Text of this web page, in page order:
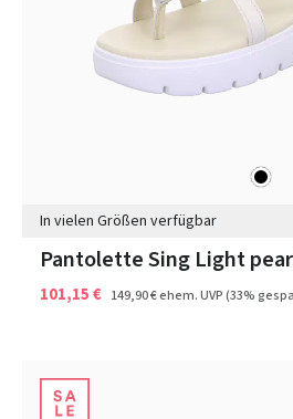
schwarz
In vielen Größen verfügbar
Pantolette Sing Light
101,15 € 149,90 €ehem. UVP(33%